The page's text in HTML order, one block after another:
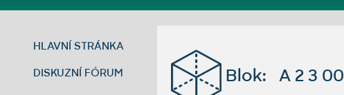
HLAVNÍ STRÁNKA
DISKUZNÍ FÓRUM Blok: A 2 3 00